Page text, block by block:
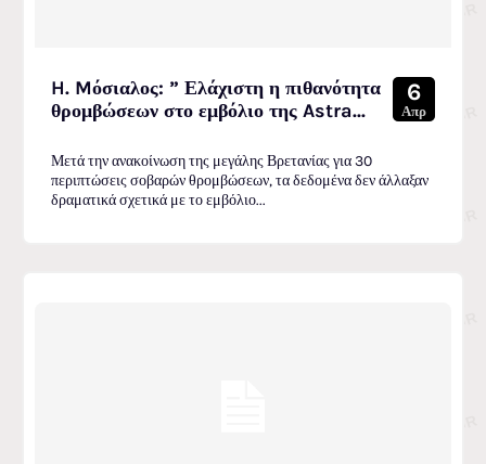
H. Mόσιαλος: ” Ελάχιστη η πιθανότητα
θρομβώσεων στο εμβόλιο της Astra...
6
Απρ
Μετά την ανακοίνωση της μεγάλης Βρετανίας για 30
περιπτώσεις σοβαρών θρομβώσεων, τα δεδομένα δεν άλλαξαν
δραματικά σχετικά με το εμβόλιο...